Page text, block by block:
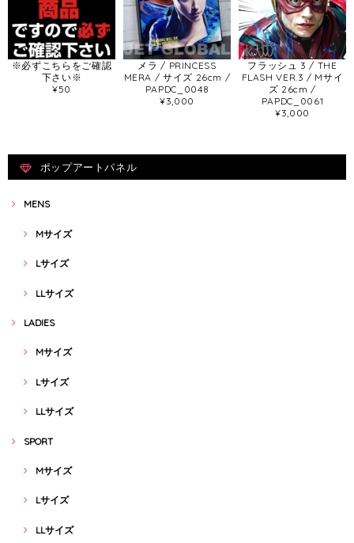
※必ずこちらをご確認
下さい※
¥50
メラ / PRINCESS
MERA / サイズ 26cm /
PAPDC_0048
¥3,000
フラッシュ 3 / THE
FLASH VER.3 / Mサイ
ズ 26cm /
PAPDC_0061
¥3,000
ポップアートパネル
MENS
Mサイズ
Lサイズ
LLサイズ
LADIES
Mサイズ
Lサイズ
LLサイズ
SPORT
Mサイズ
Lサイズ
LLサイズ